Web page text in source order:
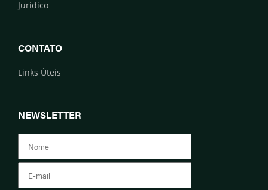
Jurídico
CONTATO
Links Úteis
NEWSLETTER